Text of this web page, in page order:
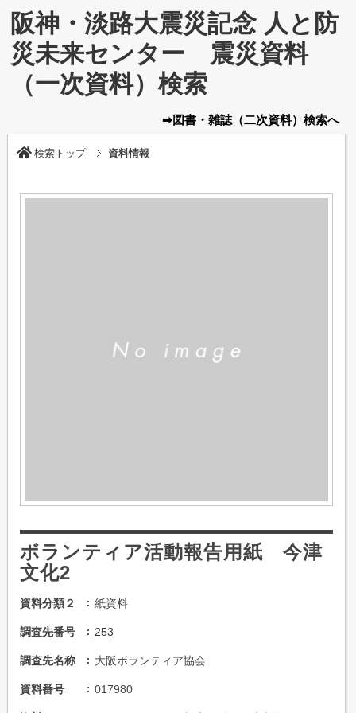
阪神・淡路大震災記念 人と防
災未来センター 震災資料
（一次資料）検索
➡図書・雑誌（二次資料） 検索へ
検索トップ 資料情報
ボランティア活動報告用紙 今津
文化2
資料分類２ 紙資料
調査先番号 253
調査先名称 大阪ボランティア協会
資料番号 017980